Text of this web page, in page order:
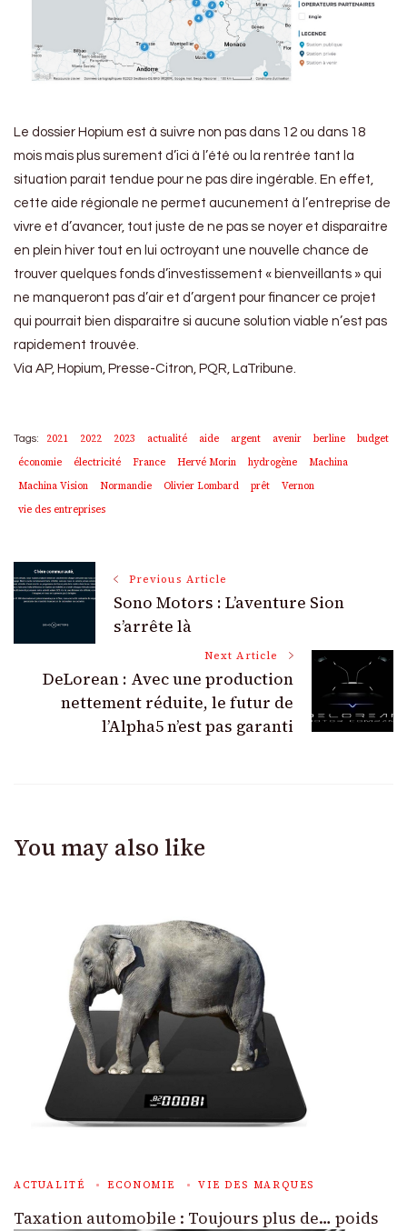
Le dossier Hopium est à suivre non pas dans 12 ou dans 18
mois mais plus surement d’ici à l’été ou la rentrée tant la
situation parait tendue pour ne pas dire ingérable. En effet,
cette aide régionale ne permet aucunement à l’entreprise de
vivre et d’avancer, tout juste de ne pas se noyer et disparaitre
en plein hiver tout en lui octroyant une nouvelle chance de
trouver quelques fonds d’investissement « bienveillants » qui
ne manqueront pas d’air et d’argent pour financer ce projet
qui pourrait bien disparaitre si aucune solution viable n’est pas
rapidement trouvée.
Via AP, Hopium, Presse-Citron, PQR, LaTribune.
Tags: 2021 2022 2023 actualité aide argent avenir berline
budget
économie
électricité France Hervé Morin hydrogène
Machina
Machina Vision
Normandie Olivier Lombard prêt
Vernon
vie des entreprises
Post
Navigation
Previous Article
Sono Motors : L’aventure Sion
s’arrête là
Next Article
DeLorean : Avec une production
nettement réduite, le futur de
l’Alpha5 n’est pas garanti
You may also like
ACTUALITÉ ECONOMIE VIE DES MARQUES
Taxation automobile : Toujours plus de… poids